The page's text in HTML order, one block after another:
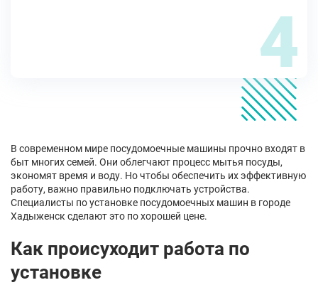
4
В современном мире посудомоечные машины прочно входят в
быт многих семей. Они облегчают процесс мытья посуды,
экономят время и воду. Но чтобы обеспечить их эффективную
работу, важно правильно подключать устройства.
Специалисты по установке посудомоечных машин в городе
Хадыженск сделают это по хорошей цене.
Как происуходит работа по
установке